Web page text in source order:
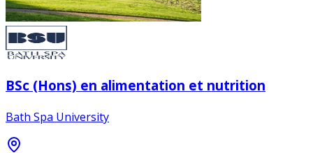
BSc (Hons) en alimentation et nutrition
Bath Spa University